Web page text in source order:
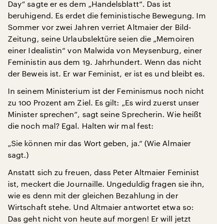
Day“ sagte er es dem „Handelsblatt“. Das ist
beruhigend. Es erdet die feministische Bewegung. Im
Sommer vor zwei Jahren verriet Altmaier der Bild-
Zeitung, seine Urlaubslektüre seien die „Memoiren
einer Idealistin“ von Malwida von Meysenburg, einer
Feministin aus dem 19. Jahrhundert. Wenn das nicht
der Beweis ist. Er war Feminist, er ist es und bleibt es.
In seinem Ministerium ist der Feminismus noch nicht
zu 100 Prozent am Ziel. Es gilt: „Es wird zuerst unser
Minister sprechen“, sagt seine Sprecherin. Wie heißt
die noch mal? Egal. Halten wir mal fest:
„Sie können mir das Wort geben, ja.“ (Wie Almaier
sagt.)
Anstatt sich zu freuen, dass Peter Altmaier Feminist
ist, meckert die Journaille. Ungeduldig fragen sie ihn,
wie es denn mit der gleichen Bezahlung in der
Wirtschaft stehe. Und Altmaier antwortet etwa so:
Das geht nicht von heute auf morgen! Er will jetzt